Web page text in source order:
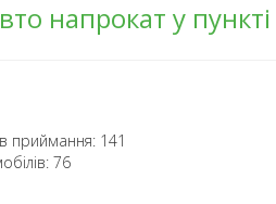
напрокат у
приймання: 141
76